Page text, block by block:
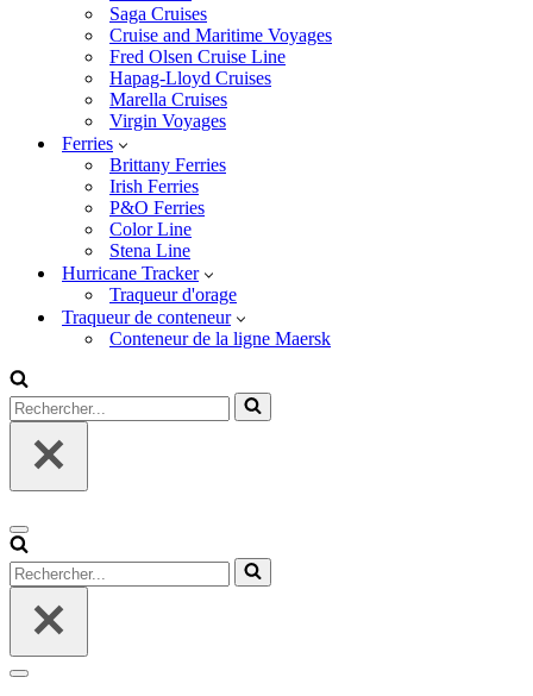
Saga Cruises
Cruise and Maritime Voyages
Fred Olsen Cruise Line
Hapag-Lloyd Cruises
Marella Cruises
Virgin Voyages
Ferries
Brittany Ferries
Irish Ferries
P&O Ferries
Color Line
Stena Line
Hurricane Tracker
Traqueur d'orage
Traqueur de conteneur
Conteneur de la ligne Maersk
Rechercher...
Menu
de
navigation
Rechercher...
Menu